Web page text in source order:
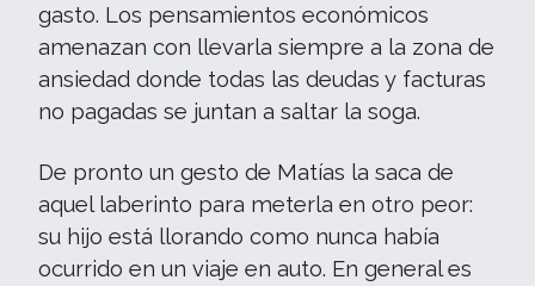
gasto. Los pensamientos económicos
amenazan con llevarla siempre a la zona de
ansiedad donde todas las deudas y facturas
no pagadas se juntan a saltar la soga.
De pronto un gesto de Matías la saca de
aquel laberinto para meterla en otro peor:
su hijo está llorando como nunca había
ocurrido en un viaje en auto. En general es